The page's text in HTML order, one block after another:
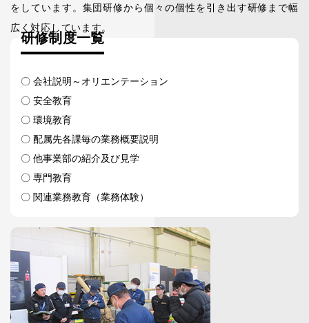
をしています。集団研修から個々の個性を引き出す研修まで幅
広く対応しています。
研修制度一覧
〇 会社説明～オリエンテーション
〇 安全教育
〇 環境教育
〇 配属先各課毎の業務概要説明
〇 他事業部の紹介及び見学
〇 専門教育
〇 関連業務教育（業務体験）